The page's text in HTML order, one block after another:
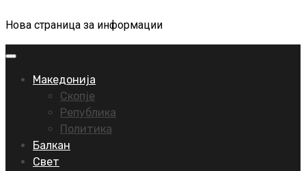
Нова страница за информации
Primary
Македонија
Скопје
Република
Политика
Балкан
Свет